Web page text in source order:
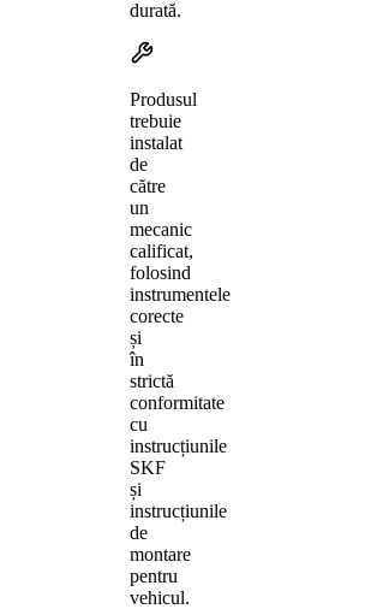
durată.
Produsul
trebuie
instalat
de
către
un
mecanic
calificat,
folosind
instrumentele
corecte
și
în
strictă
conformitate
cu
instrucțiunile
SKF
și
instrucțiunile
de
montare
pentru
vehicul.